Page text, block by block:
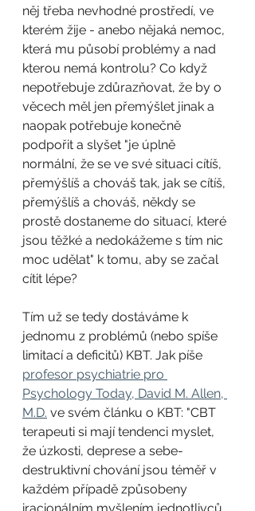
něj třeba nevhodné prostředí, ve
kterém žije - anebo nějaká nemoc,
která mu působí problémy a nad
kterou nemá kontrolu? Co když
nepotřebuje zdůrazňovat, že by o
věcech měl jen přemýšlet jinak a
naopak potřebuje konečně
podpořit a slyšet "je úplně
normální, že se ve své situaci cítíš,
přemýšlíš a chováš tak, jak se cítíš,
přemýšlíš a chováš, někdy se
prostě dostaneme do situací, které
jsou těžké a nedokážeme s tím nic
moc udělat" k tomu, aby se začal
cítit lépe?
Tím už se tedy dostáváme k
jednomu z problémů (nebo spíše
limitací a deficitů) KBT. Jak píše
profesor psychiatrie pro
Psychology Today, David M. Allen,
M.D. ve svém článku o KBT: "CBT
terapeuti si mají tendenci myslet,
že úzkosti, deprese a sebe-
destruktivní chování jsou téměř v
každém případě způsobeny